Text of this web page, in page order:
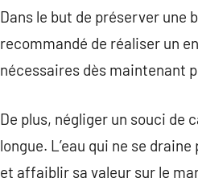
Dans le but de préserver une
recommandé de réaliser un
nécessaires dès maintenant
De plus, négliger un souci de
longue. L’eau qui ne se
et affaiblir sa valeur sur le